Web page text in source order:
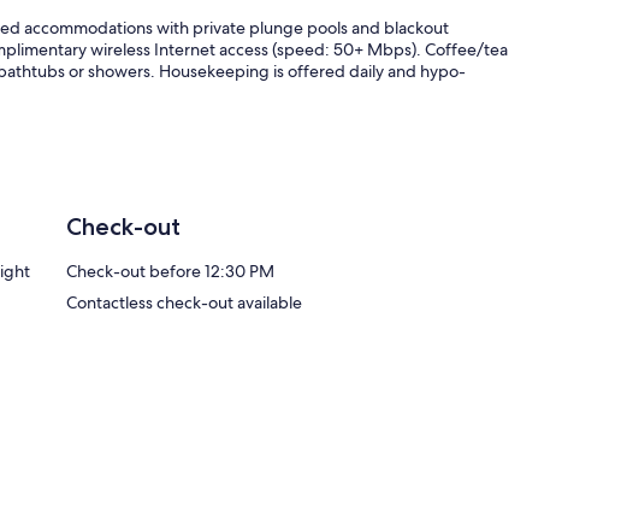
accommodations with private plunge pools and blackout
wireless Internet access (speed: 50+ Mbps). Coffee/tea
or showers. Housekeeping is offered daily and hypo-
Check-out
Check-out before 12:30 PM
Contactless check-out available